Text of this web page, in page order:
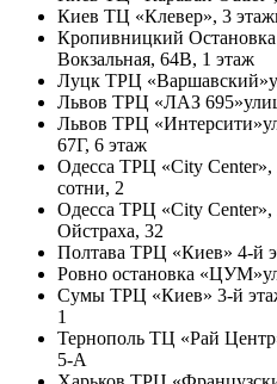
Киев ТЦ «Клевер», 3 этаж
Кропивницкий
Вокзальная, 64В, 1 этаж
Луцк ТРЦ «Варшавский»
Львов ТРЦ «ЛАЗ 695»
Львов ТРЦ «Интерсити»
67Г, 6 этаж
Одесса ТРЦ «City Center»,
сотни, 2
Одесса ТРЦ «City Center»,
Ойстраха, 32
Полтава ТРЦ «Киев» 4-й
Ровно остановка «ЦУМ»
Сумы ТРЦ «Киев» 3-й
1
Тернополь ТЦ «Рай
5-А